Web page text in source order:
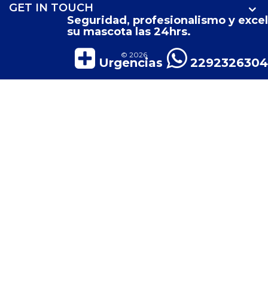
Seguridad, profesionalismo y
su mascota las 24hrs.
Urgencias 2292326304
GET IN TOUCH
© 2026